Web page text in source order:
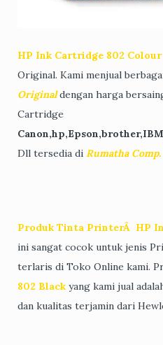
HP Ink Cartridge 802 Colour
Original. Kami menjual
Original dengan harga
Cartridge
Dll tersedia di Rumatha Comp.
Produk Tinta PrinterÂ HP
ini sangat cocok untuk jenis
terlaris di Toko Online kami.
802 Black yang kami jual
dan kualitas terjamin dari